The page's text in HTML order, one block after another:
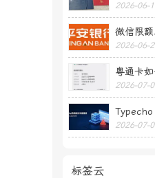
怀——送
2026-06-
微信限
2026-06-
粤通卡
2026-07-
息
2026-07-
标签云